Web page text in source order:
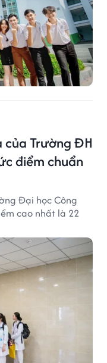
của Trường ĐH
điểm chuẩn
Đại học Công
cao nhất là 22